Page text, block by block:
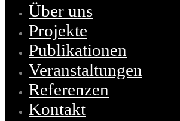
Über uns
Projekte
Publikationen
Veranstaltungen
Referenzen
Kontakt